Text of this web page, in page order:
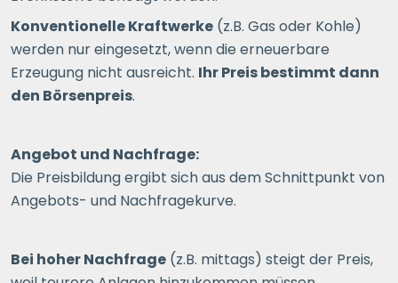
Konventionelle Kraftwerke (z.B. Gas oder Kohle)
werden nur eingesetzt, wenn die erneuerbare
Erzeugung nicht ausreicht. Ihr Preis bestimmt dann
den Börsenpreis.
Angebot und Nachfrage:
Die Preisbildung ergibt sich aus dem Schnittpunkt von
Angebots- und Nachfragekurve.
Bei hoher Nachfrage (z.B. mittags) steigt der Preis,